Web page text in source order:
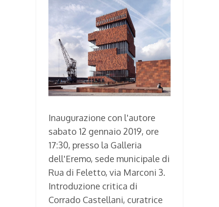
Inaugurazione con l'autore
sabato 12 gennaio 2019, ore
17:30, presso la Galleria
dell'Eremo, sede municipale di
Rua di Feletto, via Marconi 3.
Introduzione critica di
Corrado Castellani, curatrice